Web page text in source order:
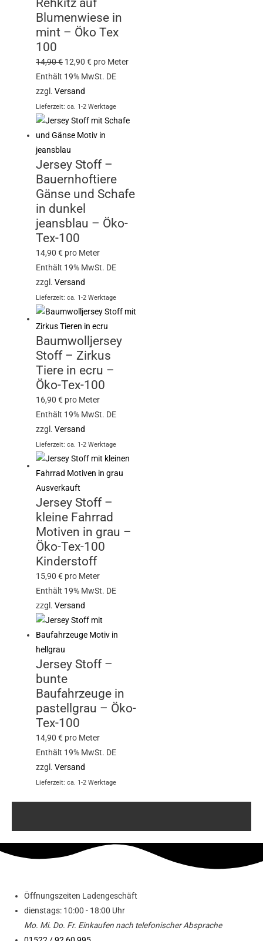
Rehkitz auf
Blumenwiese in
mint – Öko Tex
100
14,90€ 12,90€ pro Meter
Enthält 19% MwSt. DE
zzgl.Versand
Lieferzeit: ca. 1-2 Werktage
Jersey Stoff –
Bauernhoftiere
Gänse und Schafe
in dunkel
jeansblau – Öko-
Tex-100
14,90€ pro Meter
Enthält 19% MwSt. DE
zzgl.Versand
Lieferzeit: ca. 1-2 Werktage
Baumwolljersey
Stoff – Zirkus
Tiere in ecru –
Öko-Tex-100
16,90€ pro Meter
Enthält 19% MwSt. DE
zzgl.Versand
Lieferzeit: ca. 1-2 Werktage
Ausverkauft
Jersey Stoff –
kleine Fahrrad
Motiven in grau –
Öko-Tex-100
Kinderstoff
15,90€ pro Meter
Enthält 19% MwSt. DE
zzgl.Versand
Jersey Stoff –
bunte
Baufahrzeuge in
pastellgrau – Öko-
Tex-100
14,90€ pro Meter
Enthält 19% MwSt. DE
zzgl.Versand
Lieferzeit: ca. 1-2 Werktage
Öffnungszeiten Ladengeschäft
dienstags: 10:00 - 18:00 Uhr
Mo. Mi. Do. Fr. Einkaufen nach telefonischer Absprache